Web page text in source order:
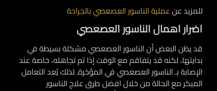
للمزيد عنعملية الناسور العصعصي بالجراحة
اضرار اهمال الناسور العصعصي
قد يظن البعض أن الناسور العصعصي مشكلة بسيطة في
بدايتها، لكنه قد يتفاقم مع الوقت إذا تم تجاهله، خاصة عند
الإصابة بـ الناسور العصعصي في المؤخرة. لذلك يُعد التعامل
المبكر مع الحالة من خلال افضل طرق علاج الناسور